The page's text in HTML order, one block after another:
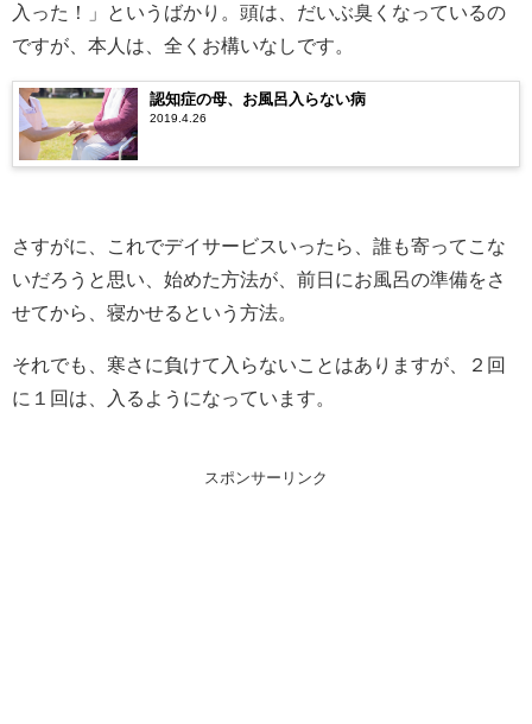
入った！」というばかり。頭は、だいぶ臭くなっているの
ですが、本人は、全くお構いなしです。
認知症の母、お風呂入らない病
2019.4.26
さすがに、これでデイサービスいったら、誰も寄ってこな
いだろうと思い、始めた方法が、前日にお風呂の準備をさ
せてから、寝かせるという方法。
それでも、寒さに負けて入らないことはありますが、２回
に１回は、入るようになっています。
スポンサーリンク